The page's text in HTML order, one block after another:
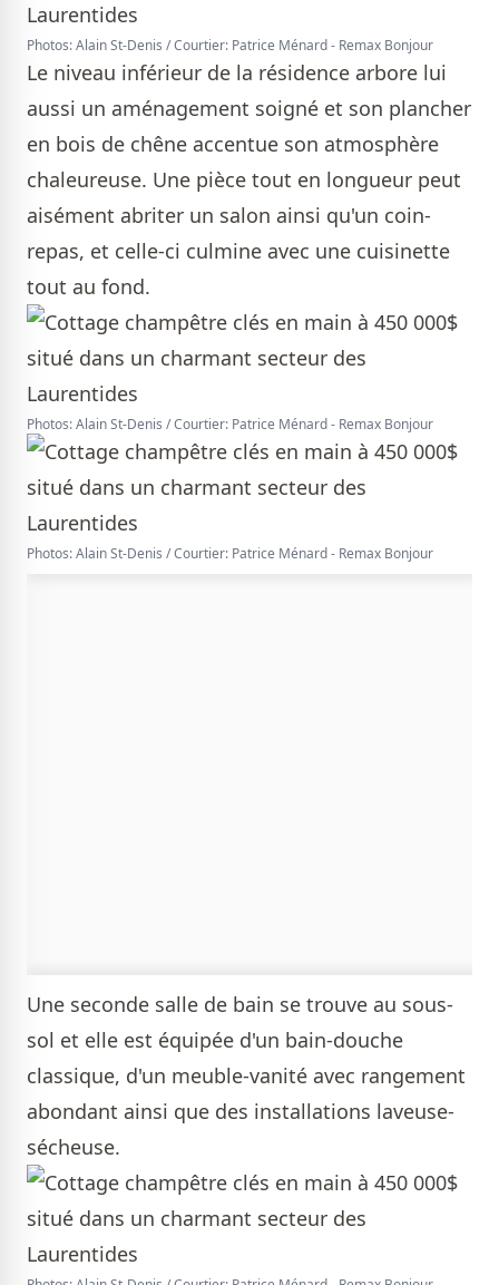
Photos: Alain St-Denis / Courtier: Patrice Ménard - Remax Bonjour
Le niveau inférieur de la résidence arbore lui
aussi un aménagement soigné et son plancher
en bois de chêne accentue son atmosphère
chaleureuse. Une pièce tout en longueur peut
aisément abriter un salon ainsi qu'un coin-
repas, et celle-ci culmine avec une cuisinette
tout au fond.
Photos: Alain St-Denis / Courtier: Patrice Ménard - Remax Bonjour
Photos: Alain St-Denis / Courtier: Patrice Ménard - Remax Bonjour
Une seconde salle de bain se trouve au sous-
sol et elle est équipée d'un bain-douche
classique, d'un meuble-vanité avec rangement
abondant ainsi que des installations laveuse-
sécheuse.